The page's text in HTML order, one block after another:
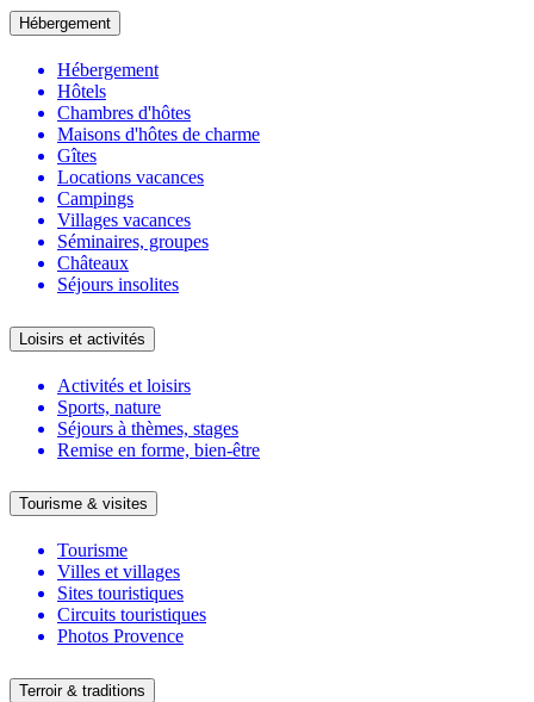
Hébergement
Hébergement
Hôtels
Chambres d'hôtes
Maisons d'hôtes de charme
Gîtes
Locations vacances
Campings
Villages vacances
Séminaires, groupes
Châteaux
Séjours insolites
Loisirs et activités
Activités et loisirs
Sports, nature
Séjours à thèmes, stages
Remise en forme, bien-être
Tourisme & visites
Tourisme
Villes et villages
Sites touristiques
Circuits touristiques
Photos Provence
Terroir & traditions